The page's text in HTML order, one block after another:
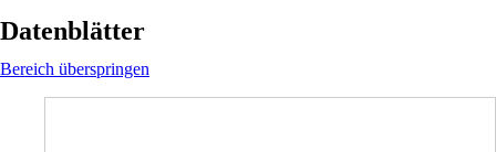
Datenblätter
Bereich überspringen